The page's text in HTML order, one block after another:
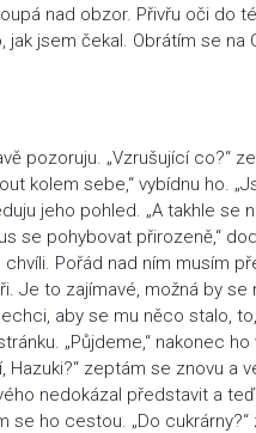
nad obzor. Přivřu oči do
jsem čekal. Obrátím se na
pozoruju. „Vzrušující co?“
kolem sebe,“ vybídnu ho.
jeho pohled. „A takhle se
se pohybovat přirozeně,“
Pořád nad ním musím
Je to zajímavé, možná by se
aby se mu něco stalo,
„Půjdeme,“ nakonec
zeptám se znovu a
nedokázal představit a
se ho cestou. „Do